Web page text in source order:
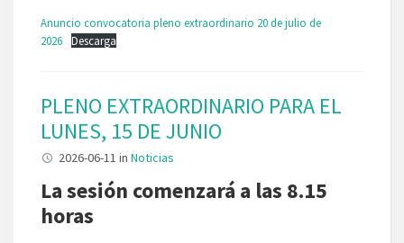
Anuncio convocatoria pleno extraordinario 20 de julio de
2026
Descarga
PLENO EXTRAORDINARIO PARA EL
LUNES, 15 DE JUNIO
2026-06-11 in Noticias
La sesión comenzará a las 8.15
horas